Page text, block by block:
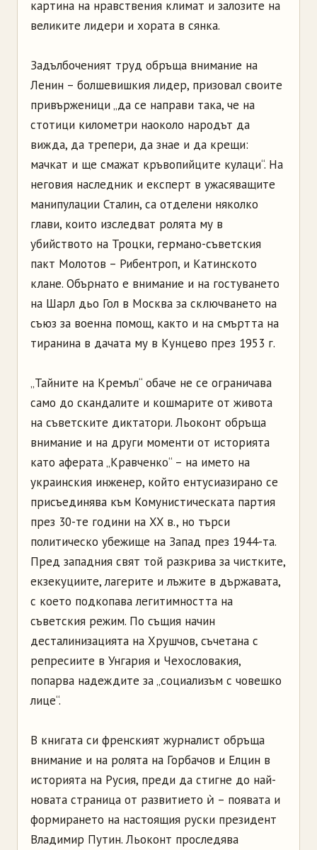
картина на нравствения климат и залозите на
великите лидери и хората в сянка.
Задълбоченият труд обръща внимание на
Ленин – болшевишкия лидер, призовал своите
привърженици „да се направи така, че на
стотици километри наоколо народът да
вижда, да трепери, да знае и да крещи:
мачкат и ще смажат кръвопийците кулаци“. На
неговия наследник и експерт в ужасяващите
манипулации Сталин, са отделени няколко
глави, които изследват ролята му в
убийството на Троцки, германо-съветския
пакт Молотов – Рибентроп, и Катинското
клане. Обърнато е внимание и на гостуването
на Шарл дьо Гол в Москва за сключването на
съюз за военна помощ, както и на смъртта на
тиранина в дачата му в Кунцево през 1953 г.
„Тайните на Кремъл“ обаче не се ограничава
само до скандалите и кошмарите от живота
на съветските диктатори. Льоконт обръща
внимание и на други моменти от историята
като аферата „Кравченко“ – на името на
украинския инженер, който ентусиазирано се
присъединява към Комунистическата партия
през 30-те години на XX в., но търси
политическо убежище на Запад през 1944-та.
Пред западния свят той разкрива за чистките,
екзекуциите, лагерите и лъжите в държавата,
с което подкопава легитимността на
съветския режим. По същия начин
десталинизацията на Хрушчов, съчетана с
репресиите в Унгария и Чехословакия,
попарва надеждите за „социализъм с човешко
лице“.
В книгата си френският журналист обръща
внимание и на ролята на Горбачов и Елцин в
историята на Русия, преди да стигне до най-
новата страница от развитието ѝ – появата и
формирането на настоящия руски президент
Владимир Путин. Льоконт проследява